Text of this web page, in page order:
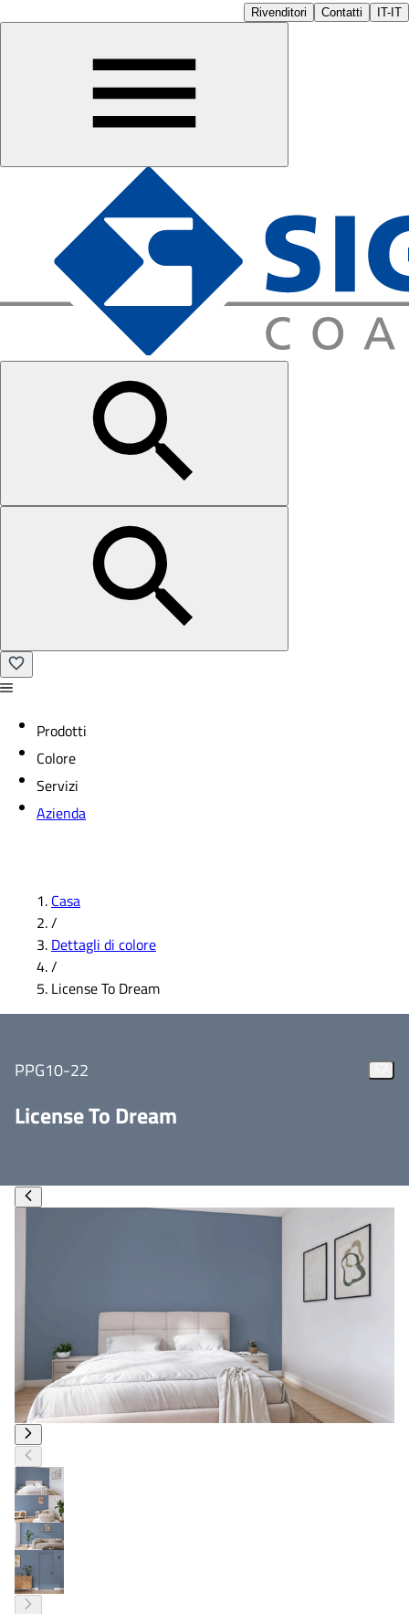
Rivenditori Contatti IT-IT
Prodotti
Colore
Servizi
Azienda
Casa
/
Dettagli di colore
/
License To Dream
PPG10-22
License To Dream